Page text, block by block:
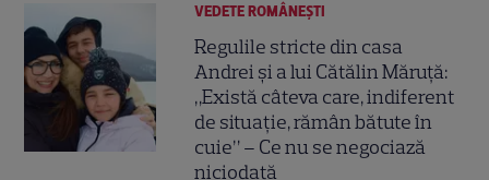
VEDETE ROMÂNEŞTI
Regulile stricte din casa
Andrei și a lui Cătălin Măruță:
„Există câteva care, indiferent
de situație, rămân bătute în
cuie” – Ce nu se negociază
niciodată